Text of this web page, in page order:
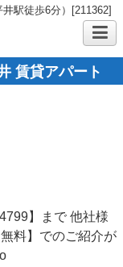
駅徒歩6分）[211362]
賃貸アパート
】まで 他社様
料】でのご紹介が